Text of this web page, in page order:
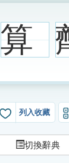
算
列入收藏
切換辭典